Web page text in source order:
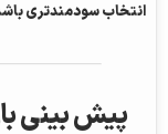
انتخاب سودمندتری
پیش بینی